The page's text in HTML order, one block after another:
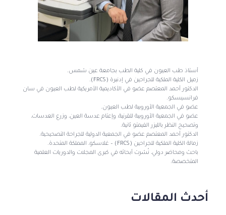
أستاذ طب العيون في كلية الطب بجامعة عين شمس.
زميل الكلية الملكية للجراحين في إدنبرة (FRCS).
الدكتور أحمد المعتصم عضو في الأكاديمية الأمريكية لطب العيون في سان
فرانسيسكو.
عضو في الجمعية الأوروبية لطب العيون.
عضو في الجمعية الأوروبية للقرنية، وإعتام عدسة العين، وزرع العدسات،
وتصحيح النظر بالليزر الفيمتو ثانية.
الدكتور أحمد المعتصم عضو في الجمعية الدولية للجراحة التصحيحية.
زمالة الكلية الملكية للجراحين (FRCS) – غلاسكو، المملكة المتحدة.
باحث ومحاضر دولي، نُشرت أبحاثه في كبرى المجلات والدوريات العلمية
المتخصصة.
أحدث المقالات